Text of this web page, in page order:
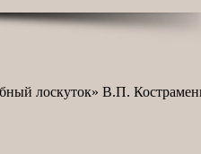
лоскуток» В.П.